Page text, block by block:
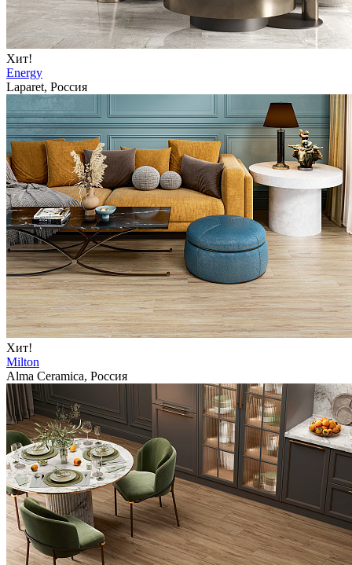
Хит!
Energy
Laparet, Россия
Хит!
Milton
Alma Ceramica, Россия